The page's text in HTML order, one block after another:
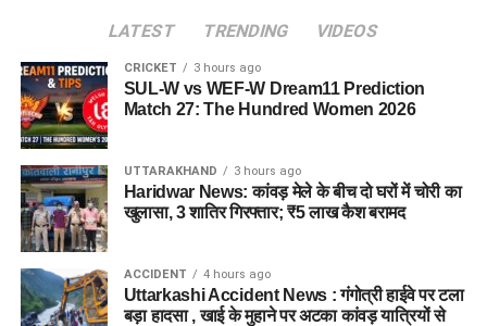
LATEST TRENDING VIDEOS
CRICKET 3 hours ago
SUL-W vs WEF-W Dream11 Prediction
Match 27: The Hundred Women 2026
UTTARAKHAND 3 hours ago
Haridwar News: कांवड़ मेले के बीच दो घरों में चोरी का
खुलासा, 3 शातिर गिरफ्तार; ₹5 लाख कैश बरामद
ACCIDENT 4 hours ago
Uttarkashi Accident News : गंगोत्री हाईवे पर टला
बड़ा हादसा , खाई के मुहाने पर अटका कांवड़ यात्रियों से